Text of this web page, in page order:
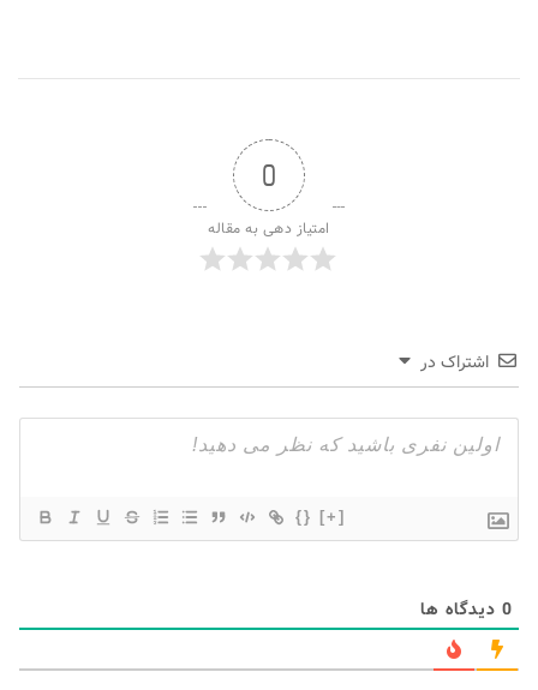
0
امتیاز دهی به مقاله
اشتراک در
{} [+]
0 دیدگاه ها